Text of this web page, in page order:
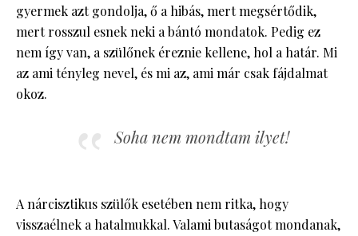
gyermek azt gondolja, ő a hibás, mert megsértődik,
mert rosszul esnek neki a bántó mondatok. Pedig ez
nem így van, a szülőnek éreznie kellene, hol a határ. Mi
az ami tényleg nevel, és mi az, ami már csak fájdalmat
okoz.
Soha nem mondtam ilyet!
A nárcisztikus szülők esetében nem ritka, hogy
visszaélnek a hatalmukkal. Valami butaságot mondanak,